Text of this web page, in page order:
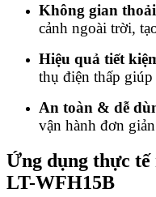
Không gian
cảnh ngoài trời,
Hiệu quả tiết
thụ điện thấp
An toàn & dễ
vận hành đơn
Ứng dụng thực
LT-WFH15B